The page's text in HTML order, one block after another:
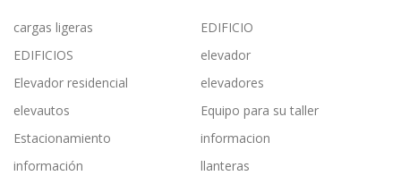
cargas ligeras
EDIFICIO
EDIFICIOS
elevador
Elevador residencial
elevadores
elevautos
Equipo para su taller
Estacionamiento
informacion
información
llanteras